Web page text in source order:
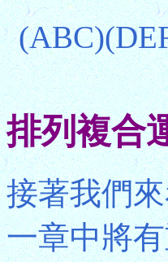
排列複合
接著我們
一章中將